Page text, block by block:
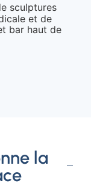
sculptures
et de
bar haut de
la